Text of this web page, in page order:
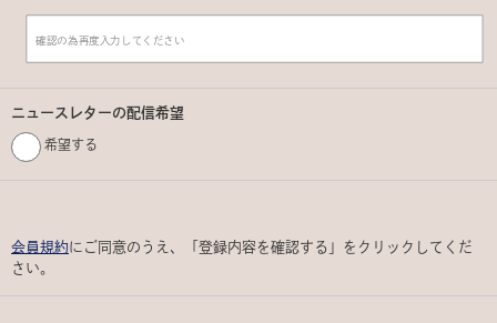
ニュースレターの配信希望
希望する
会員規約にご同意のうえ、「登録内容を確認する」をクリックしてくだ
さい。